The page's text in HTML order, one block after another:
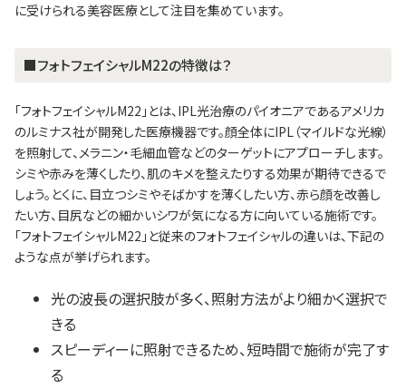
に受けられる美容医療として注目を集めています。
■フォトフェイシャルM22の特徴は？
「フォトフェイシャルM22」とは、IPL光治療のパイオニアであるアメリカ
のルミナス社が開発した医療機器です。顔全体にIPL（マイルドな光線）
を照射して、メラニン・毛細血管などのターゲットにアプローチします。
シミや赤みを薄くしたり、肌のキメを整えたりする効果が期待できるで
しょう。とくに、目立つシミやそばかすを薄くしたい方、赤ら顔を改善し
たい方、目尻などの細かいシワが気になる方に向いている施術です。
「フォトフェイシャルM22」と従来のフォトフェイシャルの違いは、下記の
ような点が挙げられます。
光の波長の選択肢が多く、照射方法がより細かく選択で
きる
スピーディーに照射できるため、短時間で施術が完了す
る